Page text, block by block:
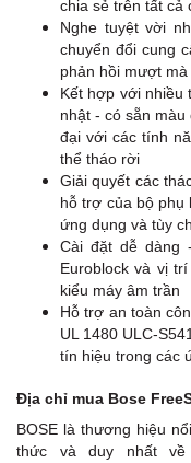
chia sẻ trên tất cả
Nghe tuyệt vời
chuyển đổi cung
phản hồi mượt
Kết hợp với nhiều
nhật - có sẵn
đại với các tính
thể tháo rời
Giải quyết các
hỗ trợ của bộ phụ
ứng dụng và tùy
Cài đặt dễ dàng
Euroblock và vị
kiểu máy âm trần
Hỗ trợ an toàn
UL 1480 ULC-
tín hiệu trong các
Địa chỉ mua Bose
BOSE là thương hiệu
thức và duy nhất về